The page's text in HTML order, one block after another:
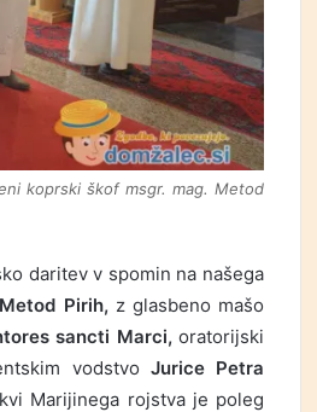
koprski škof msgr. mag. Metod
daritev v spomin na našega
Pirih, z glasbeno mašo
sancti Marci, oratorijski
vodstvo Jurice Petra
Marijinega rojstva je poleg